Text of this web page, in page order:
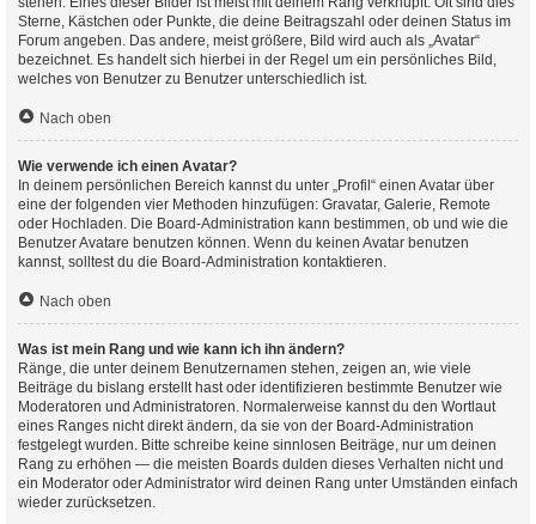
Sterne, Kästchen oder Punkte, die deine Beitragszahl oder deinen Status im
Forum angeben. Das andere, meist größere, Bild wird auch als „Avatar“
bezeichnet. Es handelt sich hierbei in der Regel um ein persönliches Bild,
welches von Benutzer zu Benutzer unterschiedlich ist.
Nach oben
Wie verwende ich einen Avatar?
In deinem persönlichen Bereich kannst du unter „Profil“ einen Avatar über
eine der folgenden vier Methoden hinzufügen: Gravatar, Galerie, Remote
oder Hochladen. Die Board-Administration kann bestimmen, ob und wie die
Benutzer Avatare benutzen können. Wenn du keinen Avatar benutzen
kannst, solltest du die Board-Administration kontaktieren.
Nach oben
Was ist mein Rang und wie kann ich ihn ändern?
Ränge, die unter deinem Benutzernamen stehen, zeigen an, wie viele
Beiträge du bislang erstellt hast oder identifizieren bestimmte Benutzer wie
Moderatoren und Administratoren. Normalerweise kannst du den Wortlaut
eines Ranges nicht direkt ändern, da sie von der Board-Administration
festgelegt wurden. Bitte schreibe keine sinnlosen Beiträge, nur um deinen
Rang zu erhöhen — die meisten Boards dulden dieses Verhalten nicht und
ein Moderator oder Administrator wird deinen Rang unter Umständen einfach
wieder zurücksetzen.